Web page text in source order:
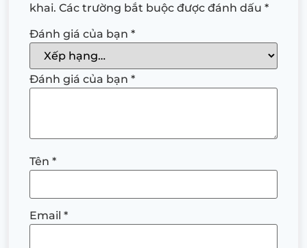
khai. Các trường bắt buộc được đánh dấu *
Đánh giá của bạn *
Đánh giá của bạn *
Tên *
Email *